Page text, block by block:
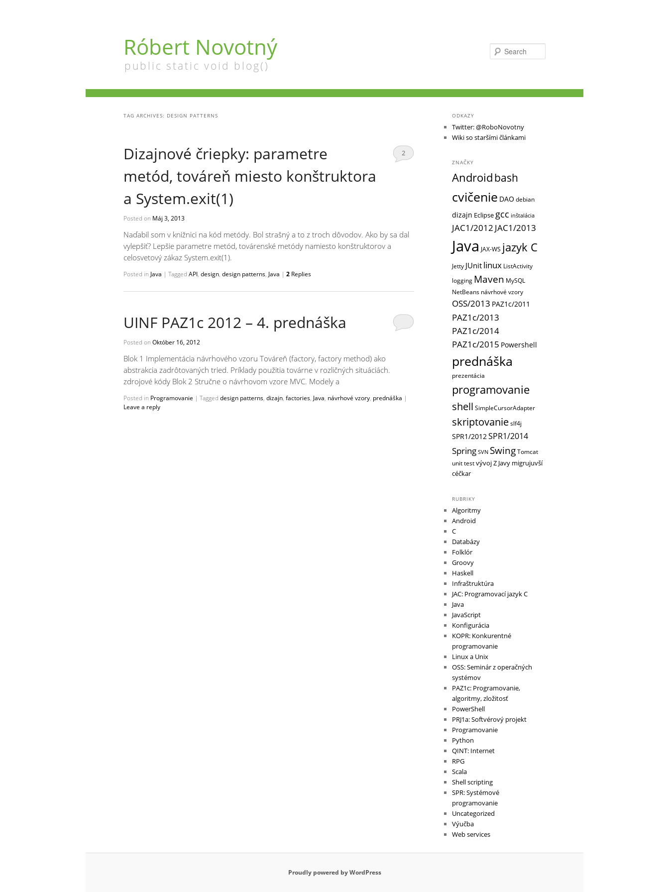
Róbert Novotný
public static void blog()
TAG ARCHIVES: DESIGN PATTERNS
Dizajnové čriepky: parametre
metód, továreň miesto konštruktora
a System.exit(1)
Posted on Máj 3, 2013
2
Naďabil som v knižnici na kód metódy. Bol strašný a to z troch dôvodov. Ako by sa dal
vylepšiť? Lepšie parametre metód, továrenské metódy namiesto konštruktorov a
celosvetový zákaz System.exit(1).
Posted in Java | Tagged API, design, design patterns, Java | 2 Replies
UINF PAZ1c 2012 – 4. prednáška
Posted on Október 16, 2012
Blok 1 Implementácia návrhového vzoru Továreň (factory, factory method) ako
abstrakcia zadrôtovaných tried. Príklady použitia továrne v rozličných situáciách.
zdrojové kódy Blok 2 Stručne o návrhovom vzore MVC. Modely a
Posted in Programovanie | Tagged design patterns, dizajn, factories, Java, návrhové vzory, prednáška |
Leave a reply
ODKAZY
Twitter: @RoboNovotny
Wiki so staršími článkami
ZNAČKY
Androidbash
cvičenie DAO debian
dizajn Eclipse gcc inštalácia
JAC1/2012 JAC1/2013
Java JAX-WS jazyk C
Jetty JUnit linux ListActivity
logging Maven MySQL
NetBeans návrhové vzory
OSS/2013 PAZ1c/2011
PAZ1c/2013
PAZ1c/2014
PAZ1c/2015 Powershell
prednáška
prezentácia
programovanie
shell SimpleCursorAdapter
skriptovanieslf4j
SPR1/2012SPR1/2014
Spring SVN SwingTomcat
unit testvývojZ Javy migrujuvší
céčkar
RUBRIKY
Algoritmy
Android
C
Databázy
Folklór
Groovy
Haskell
Infraštruktúra
JAC: Programovací jazyk C
Java
JavaScript
Konfigurácia
KOPR: Konkurentné
programovanie
Linux a Unix
OSS: Seminár z operačných
systémov
PAZ1c: Programovanie,
algoritmy, zložitosť
PowerShell
PRJ1a: Softvérový projekt
Programovanie
Python
QINT: Internet
RPG
Scala
Shell scripting
SPR: Systémové
programovanie
Uncategorized
Výučba
Web services
Proudly powered by WordPress